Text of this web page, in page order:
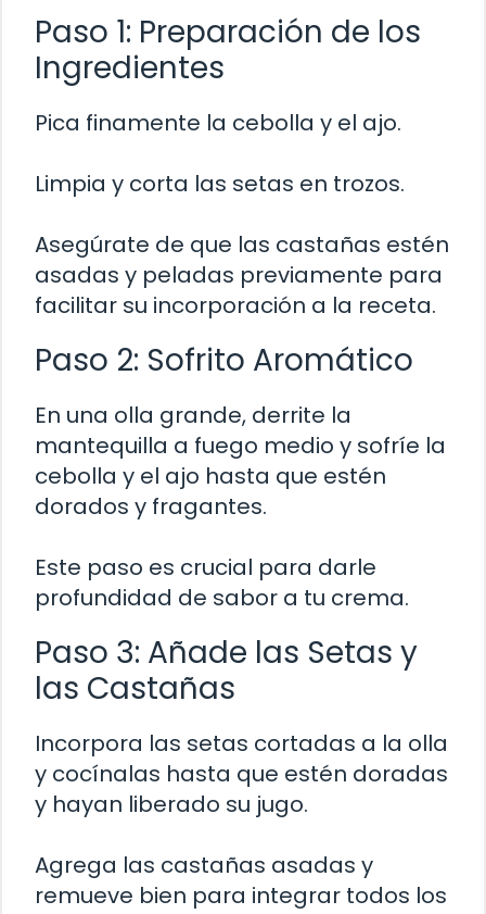
Paso 1: Preparación de los
Ingredientes
Pica finamente la cebolla y el ajo.
Limpia y corta las setas en trozos.
Asegúrate de que las castañas estén
asadas y peladas previamente para
facilitar su incorporación a la receta.
Paso 2: Sofrito Aromático
En una olla grande, derrite la
mantequilla a fuego medio y sofríe la
cebolla y el ajo hasta que estén
dorados y fragantes.
Este paso es crucial para darle
profundidad de sabor a tu crema.
Paso 3: Añade las Setas y
las Castañas
Incorpora las setas cortadas a la olla
y cocínalas hasta que estén doradas
y hayan liberado su jugo.
Agrega las castañas asadas y
remueve bien para integrar todos los